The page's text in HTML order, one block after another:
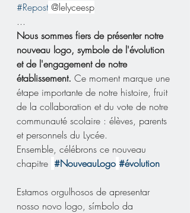
#Repost @lelyceesp
...
Nous sommes fiers de présenter notre
nouveau logo, symbole de l'évolution
et de l'engagement de notre
établissement. Ce moment marque une
étape importante de notre histoire, fruit
de la collaboration et du vote de notre
communauté scolaire : élèves, parents
et personnels du Lycée.
Ensemble, célébrons ce nouveau
chapitre #NouveauLogo #évolution
Estamos orgulhosos de apresentar
nosso novo logo, símbolo da